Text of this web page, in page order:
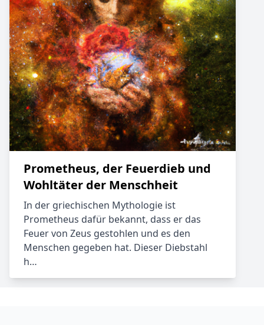
Prometheus, der Feuerdieb und
Wohltäter der Menschheit
In der griechischen Mythologie ist
Prometheus dafür bekannt, dass er das
Feuer von Zeus gestohlen und es den
Menschen gegeben hat. Dieser Diebstahl
h…